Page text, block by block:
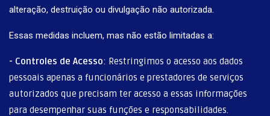
alteração, destruição ou divulgação não autorizada.
Essas medidas incluem, mas não estão limitadas a:
- Controles de Acesso: Restringimos o acesso aos dados
pessoais apenas a funcionários e prestadores de serviços
autorizados que precisam ter acesso a essas informações
para desempenhar suas funções e responsabilidades.